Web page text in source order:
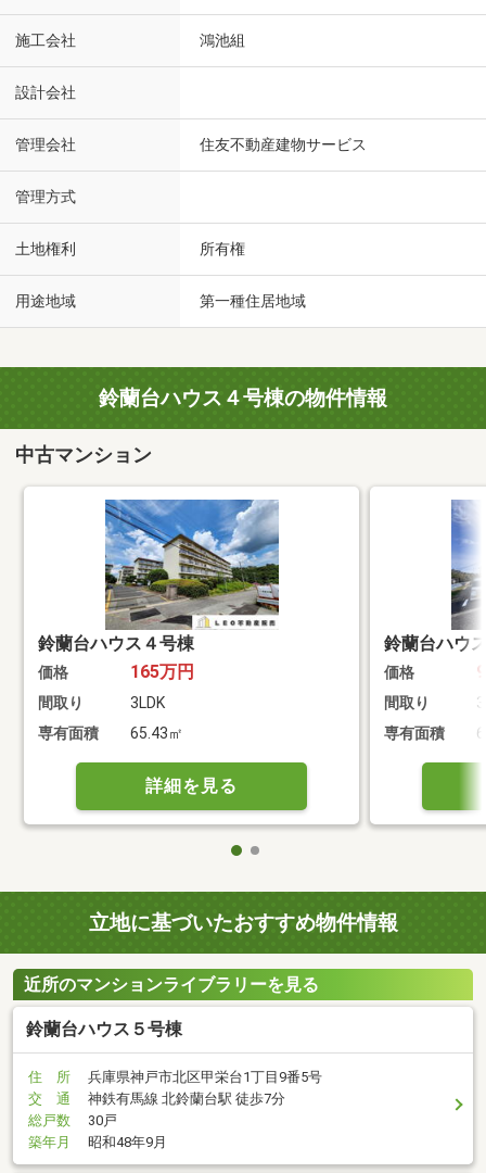
施工会社 鴻池組
設計会社
管理会社 住友不動産建物サービス
管理方式
土地権利 所有権
用途地域 第一種住居地域
鈴蘭台ハウス４号棟の物件情報
中古マンション
鈴蘭台ハウス４号棟
価格 165万円
間取り
3LDK
専有面積
65.43㎡
詳細を見る
鈴蘭台ハウ
価格
間取り
専有面積
立地に基づいたおすすめ物件情報
近所のマンションライブラリーを見る
鈴蘭台ハウス５号棟
住 所
兵庫県神戸市北区甲栄台1丁目9番5号
交 通
神鉄有馬線 北鈴蘭台駅 徒歩7分
総戸数
30戸
築年月
昭和48年9月